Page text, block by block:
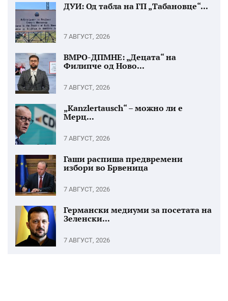
ДУИ: Од табла на ГП „Табановце“...
7 АВГУСТ, 2026
ВМРО-ДПМНЕ: „Децата“ на
Филипче од Ново...
7 АВГУСТ, 2026
„Kanzlertausch“ – можно ли е
Мерц...
7 АВГУСТ, 2026
Гаши распиша предвремени
избори во Брвеница
7 АВГУСТ, 2026
Германски медиуми за посетата на
Зеленски...
7 АВГУСТ, 2026